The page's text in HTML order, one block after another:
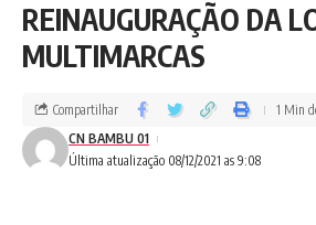
REINAUGURAÇÃO DA
MULTIMARCAS
Última atualização 08/12/2021 as 9:08
CN BAMBU 01
Compartilhar 1 Min